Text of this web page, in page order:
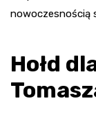
nowoczesnością
Hołd